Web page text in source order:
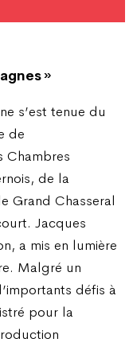
»
s’est tenue du
de
Chambres
de la
Grand Chasseral
Jacques
a mis en lumière
Malgré un
défis à
pour la